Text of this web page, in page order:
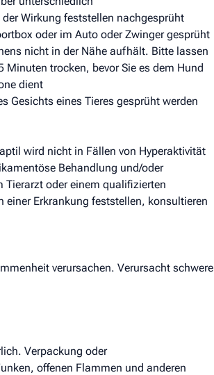
Wirkung feststellen nachgesprüht
oder im Auto oder Zwinger gesprüht
nicht in der Nähe aufhält. Bitte lassen
trocken, bevor Sie es dem Hund
dient
Gesichts eines Tieres gesprüht werden
wird nicht in Fällen von Hyperaktivität
Behandlung und/oder
oder einem qualifizierten
einer Erkrankung feststellen, konsultieren
verursachen. Verursacht schwere
Verpackung oder
offenen Flammen und anderen